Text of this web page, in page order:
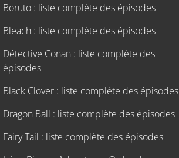
Boruto : liste complète des épisodes
Bleach : liste complète des épisodes
Détective Conan : liste complète des
épisodes
Black Clover : liste complète des épisodes
Dragon Ball : liste complète des épisodes
Fairy Tail : liste complète des épisodes